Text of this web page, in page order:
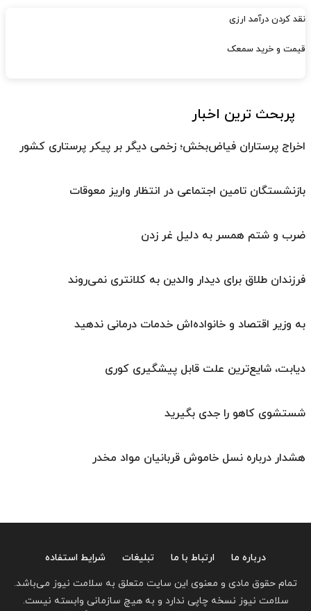
نقد کردن درآمد ارزی
قیمت و خرید سمعک
پربحث ترین اخبار
اخراج پرستاران فیاض‌بخش؛ زخمی دیگر بر پیکر پرستاری کشور
بازنشستگان تامین اجتماعی در انتظار واریز معوقات
ضرب و شتم همسر به دلیل غر زدن
فرزندان طلاق برای دیدار والدین به کلانتری نمی‌روند
به وزیر اقتصاد و خانواده‌اش خدمات درمانی ندهید
دیابت، شایع‌ترین علت قابل پیشگیری کوری
شستشوی کاهو را جدی بگیرید
هشدار درباره نسل خاموش قربانیان مواد مخدر
درباره ما ارتباط با ما تبلیغات
شرایط استفاده
تمام حقوق مادی و معنوی این سایت متعلق به سلامت نیوز می‌باشد.
سلامت نیوز نسخه چاپی ندارد و به هیچ سازمانی وابسته نیست.